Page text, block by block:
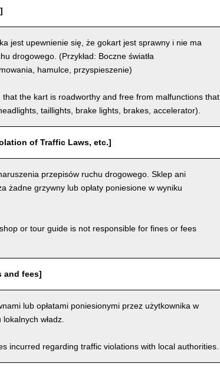
jest upewnienie się, że gokart jest sprawny i nie ma
drogowego. (Przykład: Boczne światła
hamulce, przyspieszenie)
the kart is roadworthy and free from malfunctions that
taillights, brake lights, brakes, accelerator).
of Traffic Laws, etc.]
przepisów ruchu drogowego. Sklep ani
żadne grzywny lub opłaty poniesione w wyniku
or tour guide is not responsible for fines or fees
and fees]
lub opłatami poniesionymi przez użytkownika w
władz.
incurred regarding traffic violations with local authorities.